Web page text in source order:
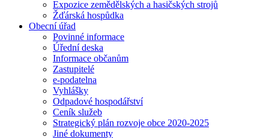
Expozice zemědělských a hasičských strojů
Žďárská hospůdka
Obecní úřad
Povinné informace
Úřední deska
Informace občanům
Zastupitelé
e-podatelna
Vyhlášky
Odpadové hospodářství
Ceník služeb
Strategický plán rozvoje obce 2020-2025
Jiné dokumenty